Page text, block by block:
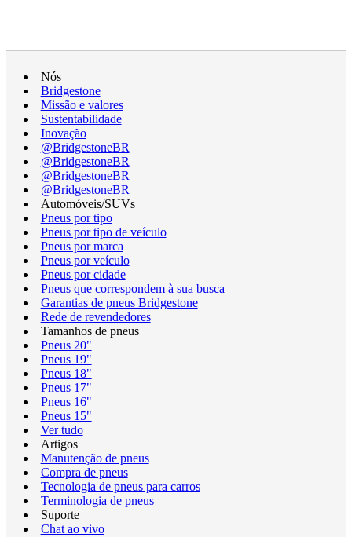
Nós
Bridgestone
Missão e valores
Sustentabilidade
Inovação
@BridgestoneBR
@BridgestoneBR
@BridgestoneBR
@BridgestoneBR
Automóveis/SUVs
Pneus por tipo
Pneus por tipo de veículo
Pneus por marca
Pneus por veículo
Pneus por cidade
Pneus que correspondem à sua busca
Garantias de pneus Bridgestone
Rede de revendedores
Tamanhos de pneus
Pneus 20"
Pneus 19"
Pneus 18"
Pneus 17"
Pneus 16"
Pneus 15"
Ver tudo
Artigos
Manutenção de pneus
Compra de pneus
Tecnologia de pneus para carros
Terminologia de pneus
Suporte
Chat ao vivo